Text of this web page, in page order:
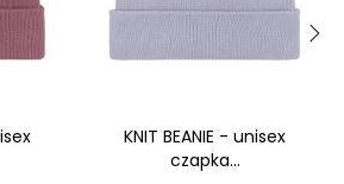
KNIT BEANIE - unisex
czapka...